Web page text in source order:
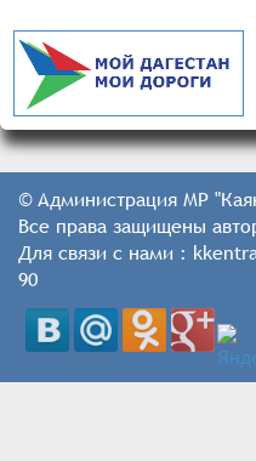
© Администрация МР
Все права защищены
Для связи с нами :
90